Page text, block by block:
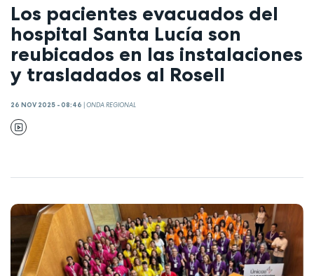
Los pacientes evacuados del
hospital Santa Lucía son
reubicados en las instalaciones
y trasladados al Rosell
26 NOV 2025 - 08:46 ONDA REGIONAL